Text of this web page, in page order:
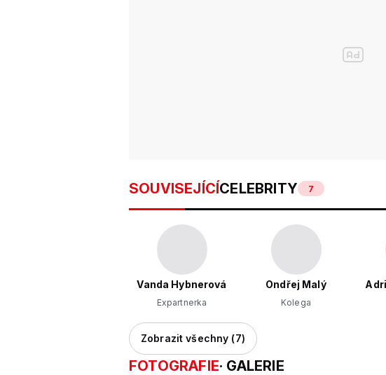
SOUVISEJÍCÍCELEBRITY 7
Vanda Hybnerová
Expartnerka
Ondřej Malý
Kolega
Zobrazit všechny (7)
FOTOGRAFIE· GALERIE